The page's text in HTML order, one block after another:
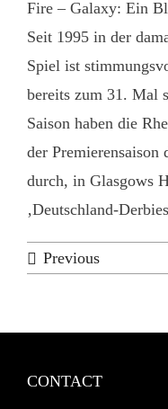
Fire – Galaxy: Ein
Seit 1995 in der
Spiel ist
bereits zum 31. Mal
Saison haben die
der
durch, in Glasgows
‚Deutschland-
Previous
CONTACT